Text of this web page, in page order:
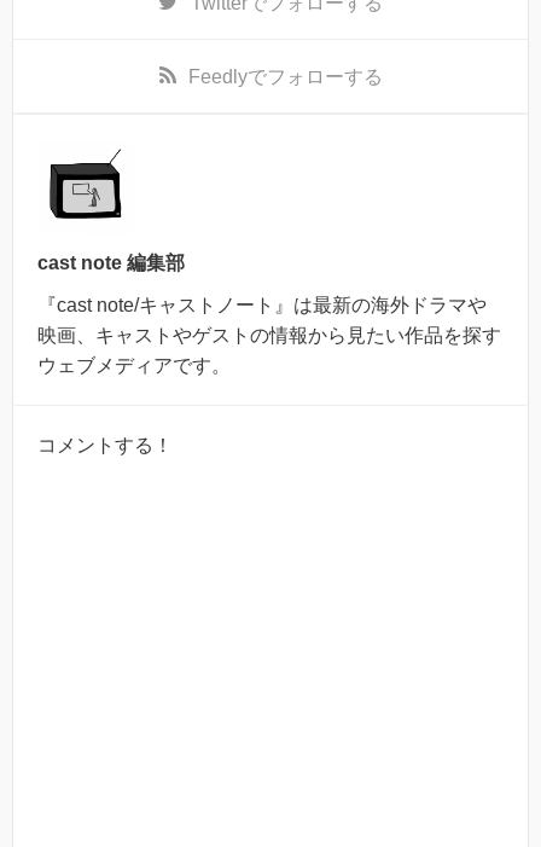
Feedlyでフォローする
cast note 編集部
『cast note/キャストノート』は最新の海外ドラマや
映画、キャストやゲストの情報から見たい作品を探す
ウェブメディアです。
コメントする！